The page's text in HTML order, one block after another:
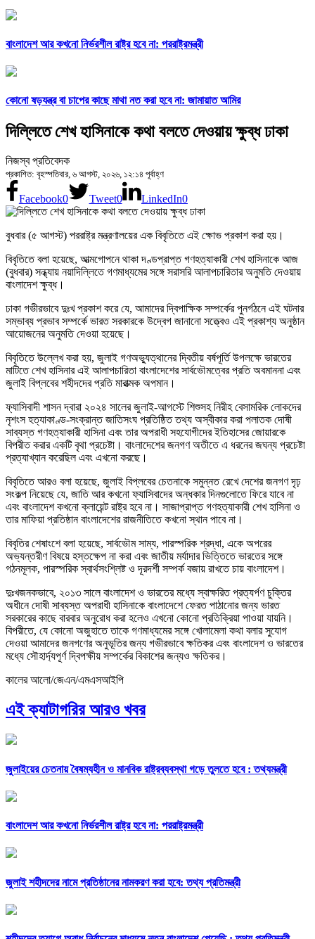
বাংলাদেশ আর কখনো নির্ভরশীল রাষ্ট্র হবে না: পররাষ্ট্রমন্ত্রী
কোনো ষড়যন্ত্র বা চাপের কাছে মাথা নত করা হবে না: জামায়াত আমির
দিল্লিতে শেখ হাসিনাকে কথা বলতে দেওয়ায় ক্ষুব্ধ ঢাকা
নিজস্ব প্রতিবেদক
প্রকাশিত: বৃহস্পতিবার, ৬ আগস্ট, ২০২৬, ১২:১৪ পূর্বাহ্ণ
Facebook0 Tweet0 LinkedIn0
বুধবার (৫ আগস্ট) পররাষ্ট্র মন্ত্রণালয়ের এক বিবৃতিতে এই ক্ষোভ প্রকাশ করা হয়।
বিবৃতিতে বলা হয়েছে, আত্মগোপনে থাকা দণ্ডপ্রাপ্ত গণহত্যাকারী শেখ হাসিনাকে আজ
(বুধবার) সন্ধ্যায় নয়াদিল্লিতে গণমাধ্যমের সঙ্গে সরাসরি আলাপচারিতার অনুমতি দেওয়ায়
বাংলাদেশ ক্ষুব্ধ।
ঢাকা গভীরভাবে দুঃখ প্রকাশ করে যে, আমাদের দ্বিপাক্ষিক সম্পর্কের পুনর্গঠনে এই ঘটনার
সম্ভাব্য প্রভাব সম্পর্কে ভারত সরকারকে উদ্বেগ জানানো সত্ত্বেও এই প্রকাশ্য অনুষ্ঠান
আয়োজনের অনুমতি দেওয়া হয়েছে।
বিবৃতিতে উল্লেখ করা হয়, জুলাই গণঅভ্যুত্থানের দ্বিতীয় বর্ষপূর্তি উপলক্ষে ভারতের
মাটিতে শেখ হাসিনার এই আলাপচারিতা বাংলাদেশের সার্বভৌমত্বের প্রতি অবমাননা এবং
জুলাই বিপ্লবের শহীদদের প্রতি মারাত্মক অপমান।
ফ্যাসিবাদী শাসন দ্বারা ২০২৪ সালের জুলাই-আগস্টে শিশুসহ নিরীহ বেসামরিক লোকদের
নৃশংস হত্যাকাণ্ড-সংক্রান্ত জাতিসংঘ প্রতিষ্ঠিত তথ্য অস্বীকার করা পলাতক দোষী
সাব্যস্ত গণহত্যাকারী হাসিনা এবং তার অপরাধী সহযোগীদের ইতিহাসের জোয়ারকে
বিপরীত করার একটি বৃথা প্রচেষ্টা। বাংলাদেশের জনগণ অতীতে এ ধরনের জঘন্য প্রচেষ্টা
প্রত্যাখ্যান করেছিল এবং এখনো করছে।
বিবৃতিতে আরও বলা হয়েছে, জুলাই বিপ্লবের চেতনাকে সমুন্নত রেখে দেশের জনগণ দৃঢ়
সংকল্প নিয়েছে যে, জাতি আর কখনো ফ্যাসিবাদের অন্ধকার দিনগুলোতে ফিরে যাবে না
এবং বাংলাদেশ কখনো ক্লায়েন্ট রাষ্ট্র হবে না। সাজাপ্রাপ্ত গণহত্যাকারী শেখ হাসিনা ও
তার মাফিয়া প্রতিষ্ঠান বাংলাদেশের রাজনীতিতে কখনো স্থান পাবে না।
বিবৃতির শেষাংশে বলা হয়েছে, সার্বভৌম সাম্য, পারস্পরিক শ্রদ্ধা, একে অপরের
অভ্যন্তরীণ বিষয়ে হস্তক্ষেপ না করা এবং জাতীয় মর্যাদার ভিত্তিতে ভারতের সঙ্গে
গঠনমূলক, পারস্পরিক স্বার্থসংশ্লিষ্ট ও দূরদর্শী সম্পর্ক বজায় রাখতে চায় বাংলাদেশ।
দুঃখজনকভাবে, ২০১৩ সালে বাংলাদেশ ও ভারতের মধ্যে স্বাক্ষরিত প্রত্যর্পণ চুক্তির
অধীনে দোষী সাব্যস্ত অপরাধী হাসিনাকে বাংলাদেশে ফেরত পাঠানোর জন্য ভারত
সরকারের কাছে বারবার অনুরোধ করা হলেও এখনো কোনো প্রতিক্রিয়া পাওয়া যায়নি।
বিপরীতে, যে কোনো অজুহাতে তাকে গণমাধ্যমের সঙ্গে খোলামেলা কথা বলার সুযোগ
দেওয়া আমাদের জনগণের অনুভূতির জন্য গভীরভাবে ক্ষতিকর এবং বাংলাদেশ ও ভারতের
মধ্যে সৌহার্দ্যপূর্ণ দ্বিপক্ষীয় সম্পর্কের বিকাশের জন্যও ক্ষতিকর।
কালের আলো/জেএন/এমএসআইপি
এই ক্যাটাগরির আরও খবর
জুলাইয়ের চেতনায় বৈষম্যহীন ও মানবিক রাষ্ট্রব্যবস্থা গড়ে তুলতে হবে : তথ্যমন্ত্রী
বাংলাদেশ আর কখনো নির্ভরশীল রাষ্ট্র হবে না: পররাষ্ট্রমন্ত্রী
জুলাই শহীদদের নামে প্রতিষ্ঠানের নামকরণ করা হবে: তথ্য প্রতিমন্ত্রী